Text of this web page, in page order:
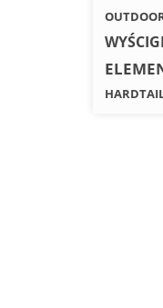
WYŚCIGI